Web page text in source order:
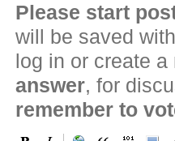
Please start
will be saved
log in or create
answer, for
remember to